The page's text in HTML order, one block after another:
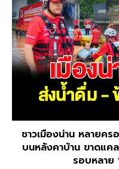
ชาวเมืองน่าน หลายค
บนหลังคาบ้าน ขาดแค
รอบหลาย